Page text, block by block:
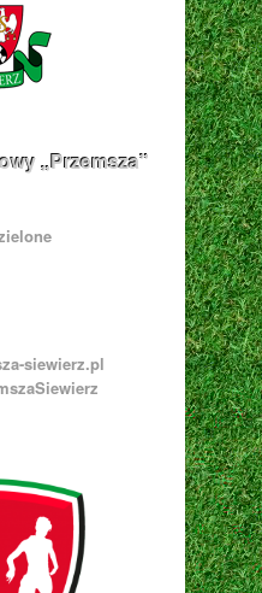
„Przemsza”
siewierz.pl